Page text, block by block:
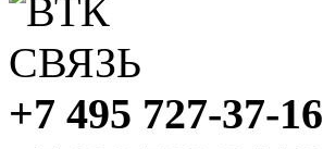
+7 495 727-37-16